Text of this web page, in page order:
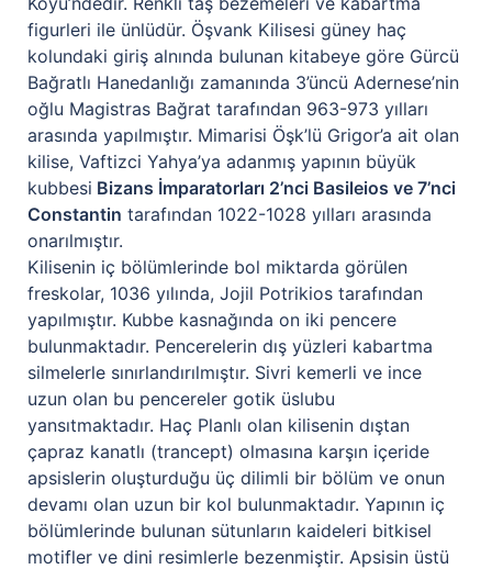
figurleri ile ünlüdür. Öşvank Kilisesi güney haç
kolundaki giriş alnında bulunan kitabeye göre Gürcü
Bağratlı Hanedanlığı zamanında 3’üncü Adernese’nin
oğlu Magistras Bağrat tarafından 963-973 yılları
arasında yapılmıştır. Mimarisi Öşk’lü Grigor’a ait olan
kilise, Vaftizci Yahya’ya adanmış yapının büyük
kubbesi Bizans İmparatorları 2’nci Basileios ve 7’nci
Constantin tarafından 1022-1028 yılları arasında
onarılmıştır.
Kilisenin iç bölümlerinde bol miktarda görülen
freskolar, 1036 yılında, Jojil Potrikios tarafından
yapılmıştır. Kubbe kasnağında on iki pencere
bulunmaktadır. Pencerelerin dış yüzleri kabartma
silmelerle sınırlandırılmıştır. Sivri kemerli ve ince
uzun olan bu pencereler gotik üslubu
yansıtmaktadır. Haç Planlı olan kilisenin dıştan
çapraz kanatlı (trancept) olmasına karşın içeride
apsislerin oluşturduğu üç dilimli bir bölüm ve onun
devamı olan uzun bir kol bulunmaktadır. Yapının iç
bölümlerinde bulunan sütunların kaideleri bitkisel
motifler ve dini resimlerle bezenmiştir. Apsisin üstü